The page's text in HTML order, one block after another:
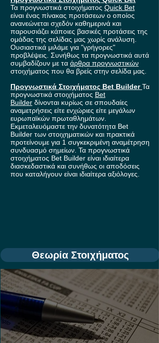
Τα προγνωστικά στοιχήματος Quick Bet
είναι ένας πίνακας προτάσεων ο οποίος
ανανεώνεται σχεδόν καθημερινά και
παρουσιάζει κάποιες βασικές προτάσεις της
ομάδας της σελίδας μας χωρίς ανάλυση.
Ουσιαστικά μιλάμε για "γρήγορες"
προβλέψεις. Συνήθως τα προγνωστικά αυτά
συμβαδίζουν με τα άρθρα προγνωστικών
στοιχήματος που θα βρείς στην σελίδα μας.
Προγνωστικά Στοιχήματος Bet BuilderΤα
προγνωστικά στοιχήματος Bet
Builder δίνονται κυρίως σε σπουδαίες
αναμετρήσεις είτε ενχώριες είτε μεγάλων
ευρωπαϊκών πρωταθλημάτων.
Εκμεταλευόμαστε την δυνατότητα Bet
Builder των στοιχηματικών και πρακτικά
προτείνουμε για 1 συγκεκριμένη αναμέτρηση
συνδυασμό σημείων. Τα προγνωστικά
στοιχήματος Bet Builder είναι ιδιαίτερα
διασκεδαστικά και συνήθως οι αποδόσεις
που καταλήγουν είναι ιδιαίτερα αξιόλογες.
Θεωρία Στοιχήματος